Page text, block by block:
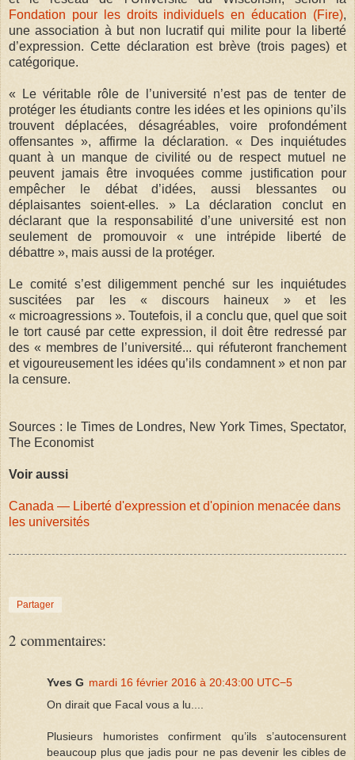
Fondation pour les droits individuels en éducation (Fire),
une association à but non lucratif qui milite pour la liberté
d’expression. Cette déclaration est brève (trois pages) et
catégorique.
« Le véritable rôle de l’université n’est pas de tenter de
protéger les étudiants contre les idées et les opinions qu’ils
trouvent déplacées, désagréables, voire profondément
offensantes », affirme la déclaration. « Des inquiétudes
quant à un manque de civilité ou de respect mutuel ne
peuvent jamais être invoquées comme justification pour
empêcher le débat d’idées, aussi blessantes ou
déplaisantes soient-elles. » La déclaration conclut en
déclarant que la responsabilité d’une université est non
seulement de promouvoir « une intrépide liberté de
débattre », mais aussi de la protéger.
Le comité s’est diligemment penché sur les inquiétudes
suscitées par les « discours haineux » et les
« microagressions ». Toutefois, il a conclu que, quel que soit
le tort causé par cette expression, il doit être redressé par
des « membres de l’université... qui réfuteront franchement
et vigoureusement les idées qu’ils condamnent » et non par
la censure.
Sources : le Times de Londres, New York Times, Spectator,
The Economist
Voir aussi
Canada — Liberté d'expression et d'opinion menacée dans
les universités
Partager
2 commentaires:
Yves G mardi 16 février 2016 à 20:43:00 UTC−5
On dirait que Facal vous a lu....
Plusieurs humoristes confirment qu’ils s’autocensurent
beaucoup plus que jadis pour ne pas devenir les cibles de